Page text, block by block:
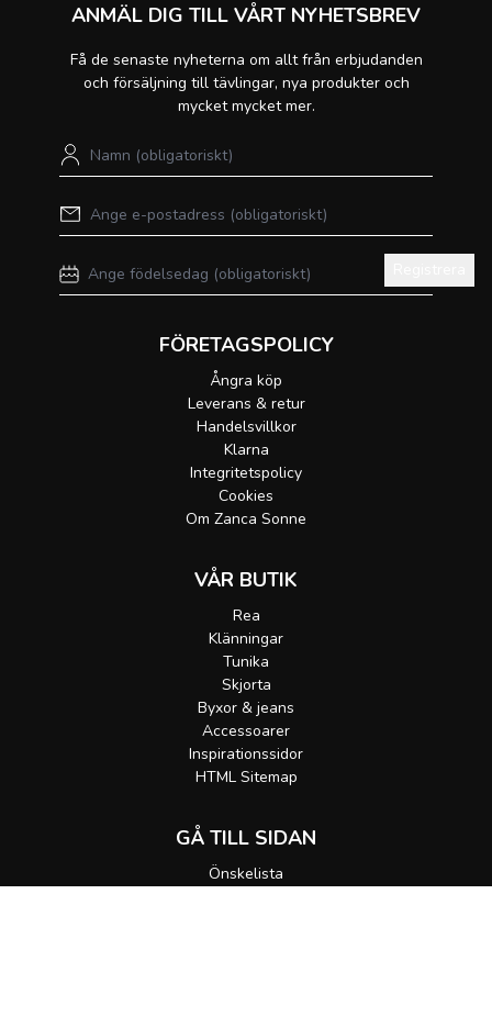
ANMÄL DIG TILL VÅRT NYHETSBREV
Få de senaste nyheterna om allt från erbjudanden
och försäljning till tävlingar, nya produkter och
mycket mycket mer.
FÖRETAGSPOLICY
Ångra köp
Leverans & retur
Handelsvillkor
Klarna
Integritetspolicy
Cookies
Om Zanca Sonne
VÅR BUTIK
Rea
Klänningar
Tunika
Skjorta
Byxor & jeans
Accessoarer
Inspirationssidor
HTML Sitemap
GÅ TILL SIDAN
Önskelista